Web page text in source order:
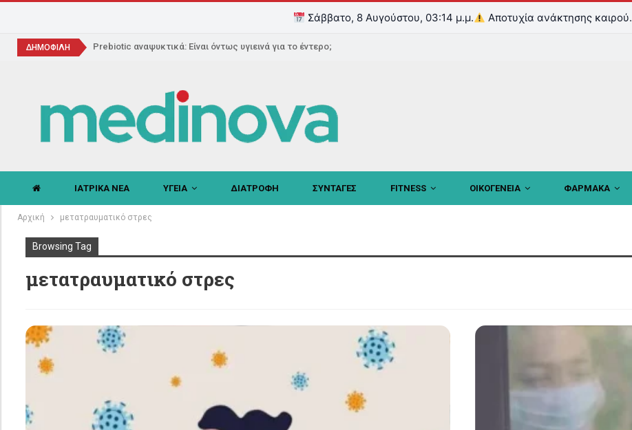
Σάββατο, 8 Αυγούστου, 03:14 μ.μ. Αποτυχία ανάκτησης καιρού.
ΔΗΜΟΦΙΛΗ Prebiotic αναψυκτικά: Είναι όντως υγιεινά για το έντερο;
ΙΑΤΡΙΚΑ ΝΕΑ ΥΓΕΙΑ ΔΙΑΤΡΟΦΗ ΣΥΝΤΑΓΕΣ FITNESS ΟΙΚΟΓΕΝΕΙΑ ΦΑΡΜΑΚΑ
Αρχική μετατραυματικό στρες
Browsing Tag
μετατραυματικό στρες